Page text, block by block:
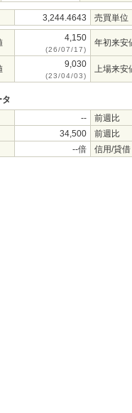
3,244.4643 売買単位
4,150
(26/07/17)
年初来安
9,030
(23/04/03)
上場来安
タ
--
前週比
34,500
前週比
--倍 信用/貸借